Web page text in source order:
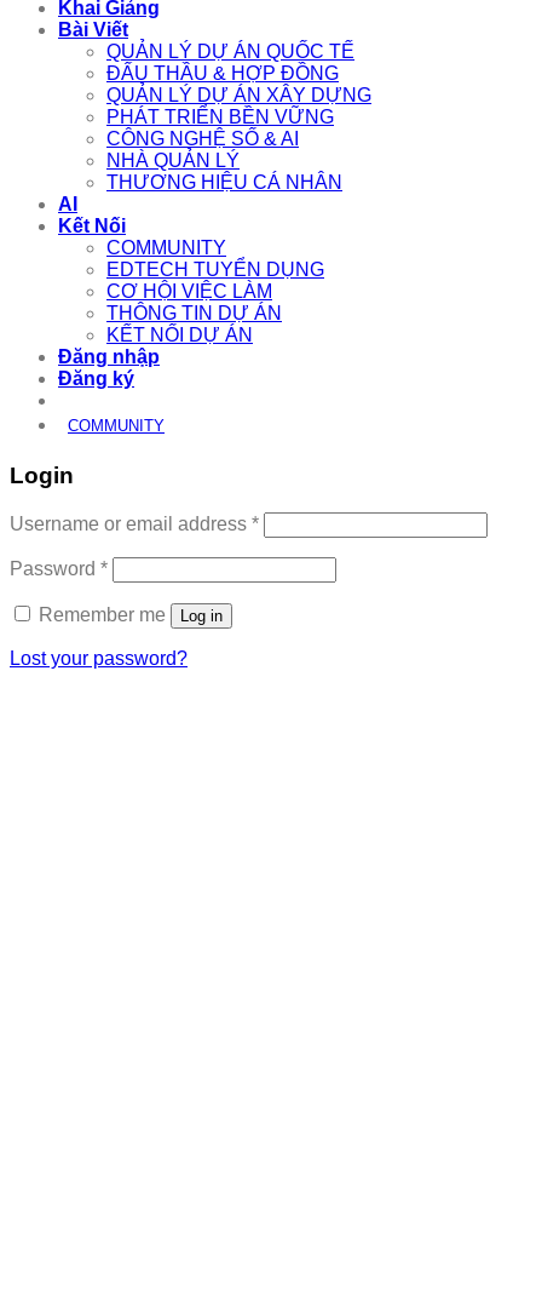
Khai Giảng
Bài Viết
QUẢN LÝ DỰ ÁN QUỐC TẾ
ĐẤU THẦU & HỢP ĐỒNG
QUẢN LÝ DỰ ÁN XÂY DỰNG
PHÁT TRIỂN BỀN VỮNG
CÔNG NGHỆ SỐ & AI
NHÀ QUẢN LÝ
THƯƠNG HIỆU CÁ NHÂN
AI
Kết Nối
COMMUNITY
EDTECH TUYỂN DỤNG
CƠ HỘI VIỆC LÀM
THÔNG TIN DỰ ÁN
KẾT NỐI DỰ ÁN
Đăng nhập
Đăng ký
COMMUNITY
Login
Username or email address *Required
Password *Required
Remember me Log in
Lost your password?